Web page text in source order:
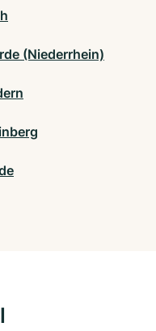
(Niederrhein)